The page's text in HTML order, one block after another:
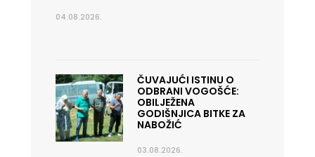
04.08.2026.
ČUVAJUĆI ISTINU O
ODBRANI VOGOŠĆE:
OBILJEŽENA
GODIŠNJICA BITKE ZA
NABOŽIĆ
03.08.2026.